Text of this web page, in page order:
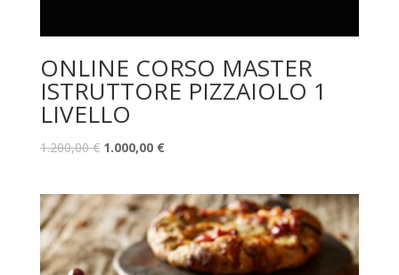
ONLINE CORSO MASTER
ISTRUTTORE PIZZAIOLO 1
LIVELLO
1.200,00€ 1.000,00 €